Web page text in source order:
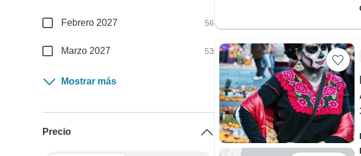
Febrero 2027 56
Marzo 2027 53
Mostrar más
Precio